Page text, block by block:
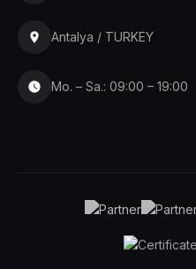
Antalya / TURKEY
Mo. – Sa.: 09:00 – 19:00